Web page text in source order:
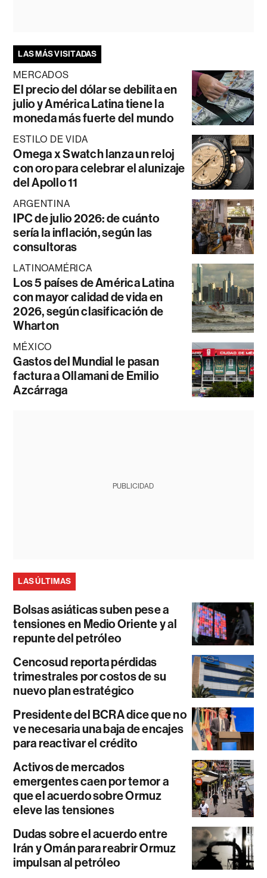
LAS MÁS VISITADAS
MERCADOS
El precio del dólar se debilita en
julio y América Latina tiene la
moneda más fuerte del mundo
ESTILO DE VIDA
Omega x Swatch lanza un reloj
con oro para celebrar el alunizaje
del Apollo 11
ARGENTINA
IPC de julio 2026: de cuánto
sería la inflación, según las
consultoras
LATINOAMÉRICA
Los 5 países de América Latina
con mayor calidad de vida en
2026, según clasificación de
Wharton
MÉXICO
Gastos del Mundial le pasan
factura a Ollamani de Emilio
Azcárraga
PUBLICIDAD
LAS ÚLTIMAS
Bolsas asiáticas suben pese a
tensiones en Medio Oriente y al
repunte del petróleo
Cencosud reporta pérdidas
trimestrales por costos de su
nuevo plan estratégico
Presidente del BCRA dice que no
ve necesaria una baja de encajes
para reactivar el crédito
Activos de mercados
emergentes caen por temor a
que el acuerdo sobre Ormuz
eleve las tensiones
Dudas sobre el acuerdo entre
Irán y Omán para reabrir Ormuz
impulsan al petróleo